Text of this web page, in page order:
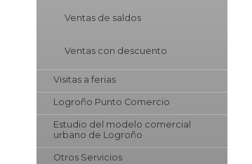
Ventas de saldos
Ventas con descuento
Visitas a ferias
Logroño Punto Comercio
Estudio del modelo comercial
urbano de Logroño
Otros Servicios